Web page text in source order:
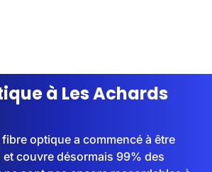
à Les Achards
optique a commencé à être
et couvre désormais 99% des